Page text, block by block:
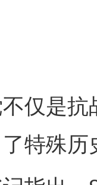
是抗
特殊历